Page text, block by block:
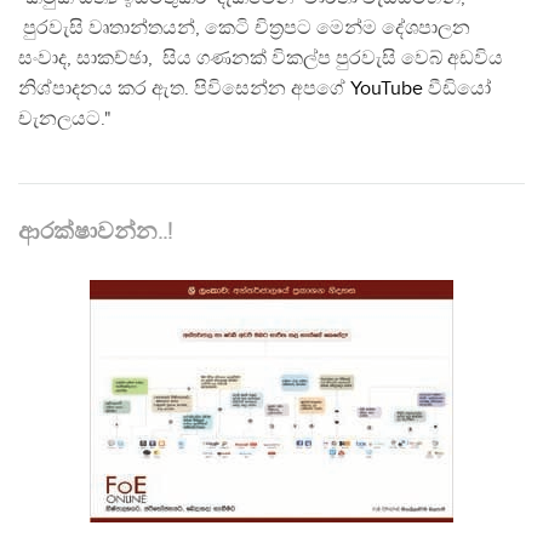
පුරවැසි වෘතාන්තයන්, කෙටි චිත්‍රපට මෙන්ම දේශපාලන
සංවාද, සාකච්ඡා, සිය ගණනක් විකල්ප පුරවැසි වෙබ් අඩවිය
නිශ්පාදනය කර ඇත. පිවිසෙන්න අපගේ YouTube වීඩියෝ
චැනලයට."
ආරක්ෂාවන්න..!